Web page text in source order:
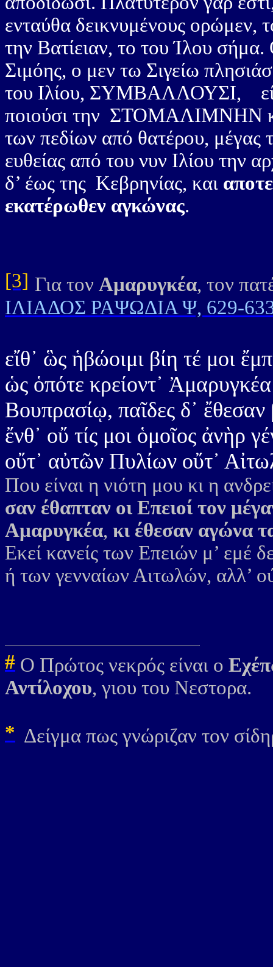
ενταύθα δεικνυμένους ορώμεν,
την Βατίειαν, το του Ίλου
Σιμόης, ο μεν τω Σιγείω
του Ιλίου, ΣΥΜΒΑΛΛΟΥΣΙ, είτ’
ποιούσι την ΣΤΟΜΑΛΙΜΝΗΝ
των πεδίων από θατέρου, μέγας
ευθείας από του νυν Ιλίου την
δ’ έως της Κεβρηνίας, και
εκατέρωθεν αγκώνας.
[3] Για τον Αμαρυγκέα, τον
ΙΛΙΑΔΟΣ ΡΑΨΩΔΙΑ Ψ, 629-
εἴθ᾽ ὣς ἡβώοιμι βίη τέ μοι
ὡς ὁπότε κρείοντ᾽
Βουπρασίῳ, παῖδες δ᾽ ἔθεσαν
ἔνθ᾽ οὔ τίς μοι ὁμοῖος ἀνὴρ
οὔτ᾽ αὐτῶν Πυλίων οὔτ᾽
Που είναι η νιότη μου κι η
σαν έθαπταν οι Επειοί τον
Αμαρυγκέα, κι έθεσαν αγώνα
Εκεί κανείς των Επειών μ’ εμέ
ή των γενναίων Αιτωλών, αλλ’
# Ο Πρώτος νεκρός είναι ο
Αντίλοχου, γιου του Νεστορα.
* Δείγμα πως γνώριζαν τον